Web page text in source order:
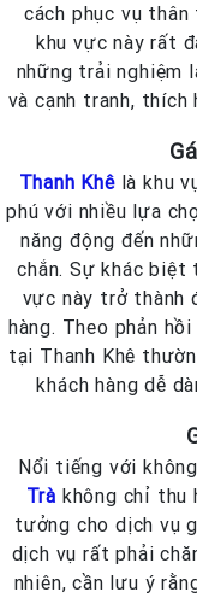
cách phục vụ
khu vực này rất
những trải nghiệm
và cạnh tranh, thích
Thanh Khêlà khu
phú với nhiều lựa
năng động đến
chắn. Sự khác biệt
vực này trở thành
hàng. Theo phản
tại Thanh Khê
khách hàng dễ
Nổi tiếng với
Trà không chỉ thu
tưởng cho dịch vụ
dịch vụ rất phải
nhiên, cần lưu ý